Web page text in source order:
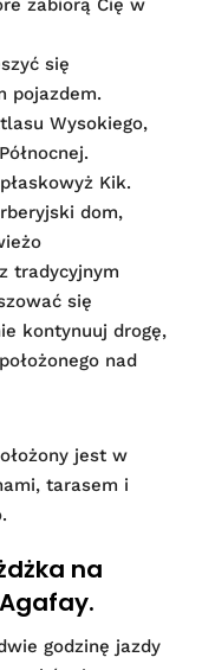
się
pojazdem.
Wysokiego,
Kik.
dom,
tradycyjnym
się
kontynuuj drogę,
nad
jest w
tarasem i
na
godzinę jazdy